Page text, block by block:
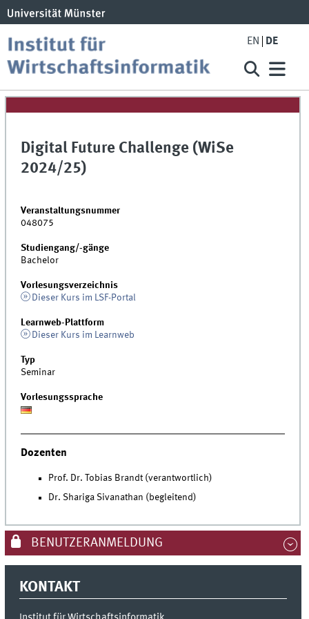
EN DE
Digital Future Challenge (WiSe
2024/25)
Veranstaltungsnummer
048075
Studiengang/-gänge
Bachelor
Vorlesungsverzeichnis
Dieser Kurs im LSF-Portal
Learnweb-Plattform
Dieser Kurs im Learnweb
Typ
Seminar
Vorlesungssprache
Dozenten
Prof. Dr. Tobias Brandt (verantwortlich)
Dr. Shariga Sivanathan (begleitend)
BENUTZERANMELDUNG
KONTAKT